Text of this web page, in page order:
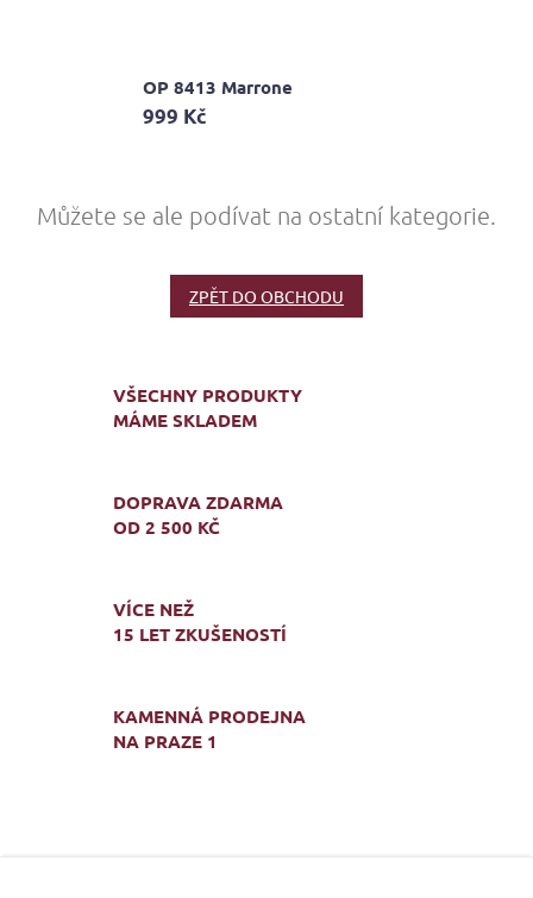
OP 8413 Marrone
999 Kč
Můžete se ale podívat na ostatní kategorie.
ZPĚT DO OBCHODU
VŠECHNY PRODUKTY
MÁME SKLADEM
DOPRAVA ZDARMA
OD 2 500 KČ
VÍCE NEŽ
15 LET ZKUŠENOSTÍ
KAMENNÁ PRODEJNA
NA PRAZE 1